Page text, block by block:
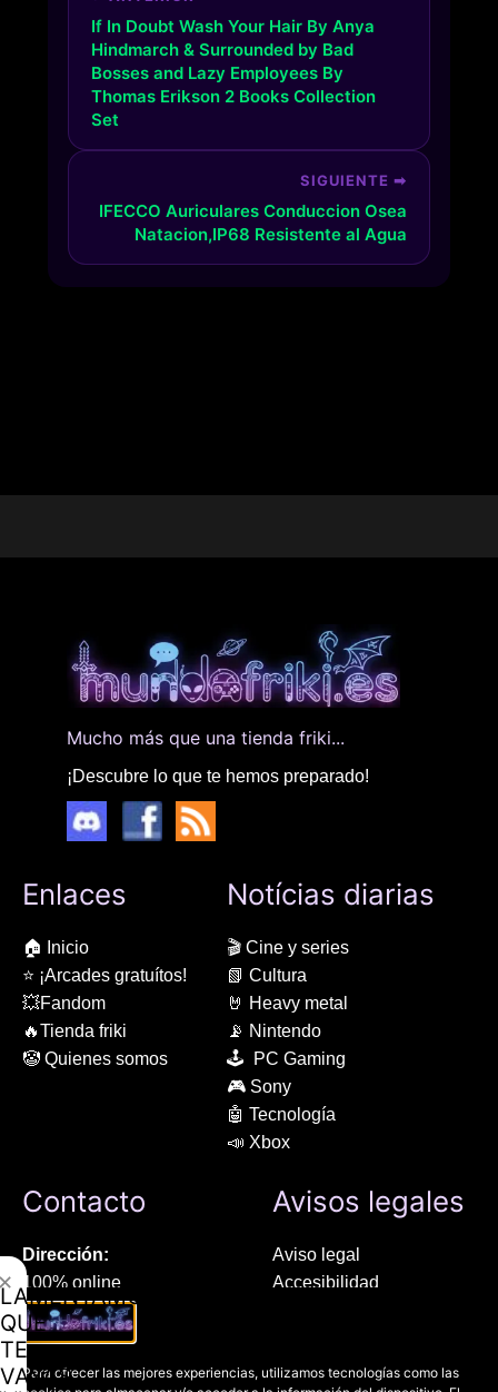
Para ofrecer las mejores experiencias, utilizamos tecnologías como las
If In Doubt Wash Your Hair By Anya
Hindmarch & Surrounded by Bad
Bosses and Lazy Employees By
Thomas Erikson 2 Books Collection
Set
SIGUIENTE ➡
IFECCO Auriculares Conduccion Osea
Natacion,IP68 Resistente al Agua
Mucho más que una tienda friki...
¡Descubre lo que te hemos preparado!
Enlaces
🏠 Inicio
⭐ ¡Arcades gratuítos!
💥Fandom
🔥Tienda friki
🤡 Quienes somos
Notícias diarias
🎬 Cine y series
📗 Cultura
🤘 Heavy metal
📡 Nintendo
🕹 PC Gaming
🎮 Sony
🤖 Tecnología
📣 Xbox
Contacto
Dirección:
100% online
Manresa (08241), Barcelona
Chat Whatsapp (solo texto):
Avisos legales
Aviso legal
Accesibilidad
Política de privacidad
LAMENTAMOS
QUE
TE
VAYAS